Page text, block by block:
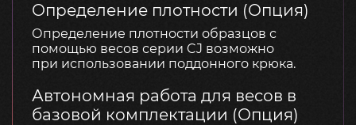
Определение плотности (Опция)
Определение плотности образцов с
помощью весов серии CJ возможно
при использовании поддонного крюка.
Автономная работа для весов в
базовой комплектации (Опция)